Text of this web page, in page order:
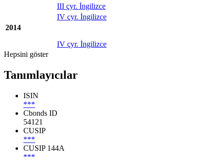
III çyr. İngilizce
IV çyr. İngilizce
2014
IV çyr. İngilizce
Hepsini göster
Tanımlayıcılar
ISIN
***
Cbonds ID
54121
CUSIP
***
CUSIP 144A
***